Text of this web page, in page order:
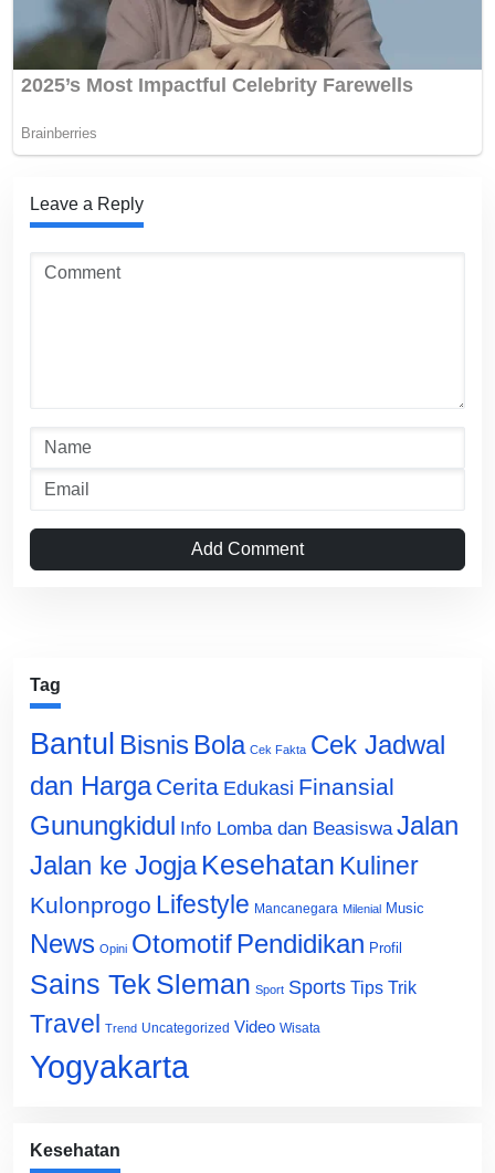
Leave a Reply
Add Comment
Tag
Bantul Bisnis Bola Cek Fakta Cek Jadwal
dan Harga Cerita Edukasi Finansial
Gunungkidul Info Lomba dan Beasiswa Jalan
Jalan ke Jogja Kesehatan Kuliner
Kulonprogo Lifestyle Mancanegara Milenial Music
News Opini Otomotif Pendidikan Profil
Sains Tek Sleman Sport Sports Tips Trik
Travel Trend Uncategorized Video Wisata
Yogyakarta
Kesehatan